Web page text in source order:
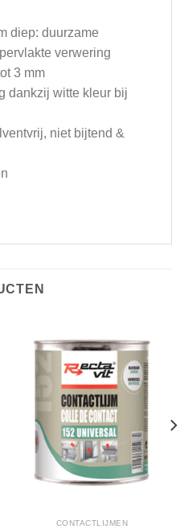
diep: duurzame
verwering
3 mm
dankzij witte kleur bij
niet bijtend &
CONTACTLIJMEN